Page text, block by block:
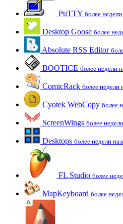
PuTTY более недели
Desktop Goose более
Absolute RSS Editor
BOOTICE более недели
ComicRack более недели
Cyotek WebCopy более
ScreenWings более
Desktops более недели
FL Studio более
MapKeyboard более